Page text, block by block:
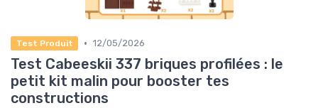
Test Produit • 12/05/2026
Test Cabeeskii 337 briques profilées : le
petit kit malin pour booster tes
constructions